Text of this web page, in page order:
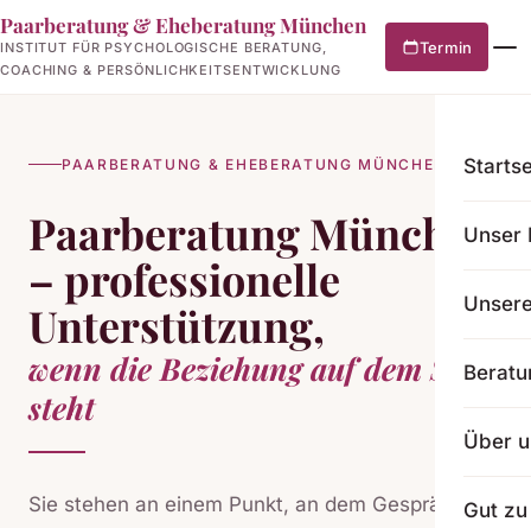
Paarberatung & Eheberatung München
INSTITUT FÜR PSYCHOLOGISCHE BERATUNG,
COACHING & PERSÖNLICHKEITSENTWICKLUNG
Termin
Unser
Über
Gut
PAARBERATUNG & EHEBERATUNG MÜNCHEN
Paarberatung München
– professionelle
Unterstützung,
wenn die Beziehung auf dem Spiel
steht
Sie stehen an einem Punkt, an dem Gespräche